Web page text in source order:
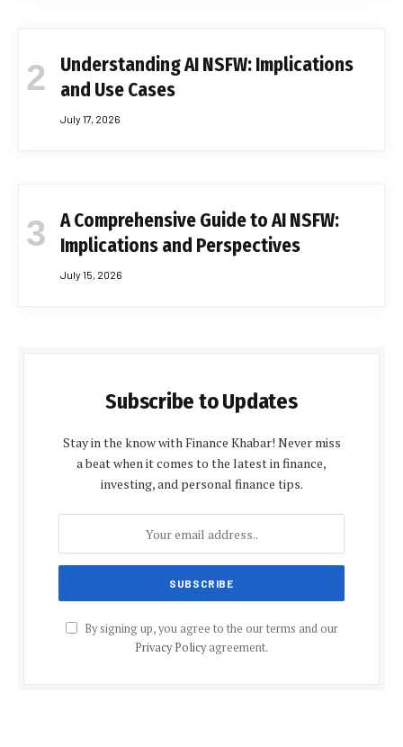
Understanding AI NSFW: Implications
and Use Cases
July 17, 2026
A Comprehensive Guide to AI NSFW:
Implications and Perspectives
July 15, 2026
Subscribe to Updates
Stay in the know with Finance Khabar! Never miss
a beat when it comes to the latest in finance,
investing, and personal finance tips.
By signing up, you agree to the our terms and our
Privacy Policyagreement.